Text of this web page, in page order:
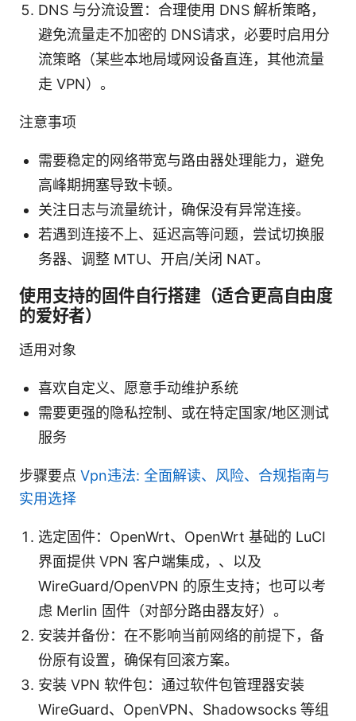
DNS 与分流设置：合理使用 DNS 解析策略，
避免流量走不加密的 DNS请求，必要时启用分
流策略（某些本地局域网设备直连，其他流量
走 VPN）。
注意事项
需要稳定的网络带宽与路由器处理能力，避免
高峰期拥塞导致卡顿。
关注日志与流量统计，确保没有异常连接。
若遇到连接不上、延迟高等问题，尝试切换服
务器、调整 MTU、开启/关闭 NAT。
使用支持的固件自行搭建（适合更高自由度
的爱好者）
适用对象
喜欢自定义、愿意手动维护系统
需要更强的隐私控制、或在特定国家/地区测试
服务
步骤要点 Vpn违法: 全面解读、风险、合规指南与
实用选择
选定固件：OpenWrt、OpenWrt 基础的 LuCI
界面提供 VPN 客户端集成，、以及
WireGuard/OpenVPN 的原生支持；也可以考
虑 Merlin 固件（对部分路由器友好）。
安装并备份：在不影响当前网络的前提下，备
份原有设置，确保有回滚方案。
安装 VPN 软件包：通过软件包管理器安装
WireGuard、OpenVPN、Shadowsocks 等组